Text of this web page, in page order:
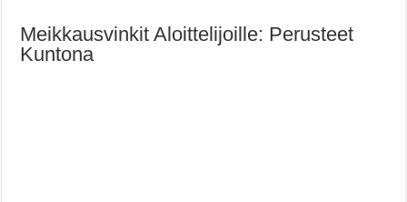
Meikkausvinkit Aloittelijoille: Perusteet
Kuntona